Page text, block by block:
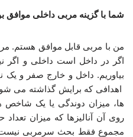
شما با گزینه مربی داخلی موافق
من با مربی قابل موافق هستم.
اگر در داخل است داخلی و اگر
بیاوریم. داخل و خارج صفر و یک
اهدافی که برایش گذاشته می
ها، میزان دوندگی یا یک شاخص
روی آن آنالیزها که میزان
مجموع فقط بحث سرمربی نیست